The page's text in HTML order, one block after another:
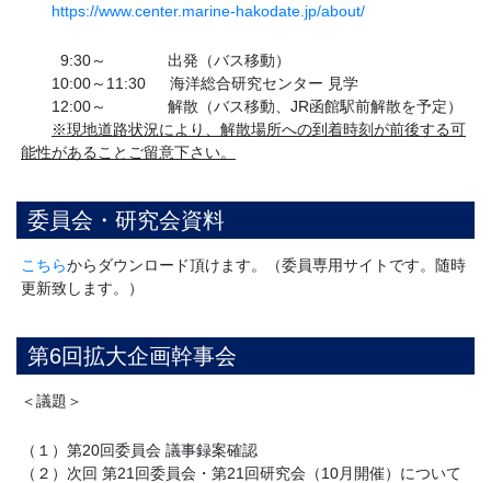
https://www.center.marine-hakodate.jp/about/
9:30～ 出発（バス移動）
10:00～11:30 海洋総合研究センター 見学
12:00～ 解散（バス移動、JR函館駅前解散を予定）
※現地道路状況により、解散場所への到着時刻が前後する可
能性があることご留意下さい。
委員会・研究会資料
こちらからダウンロード頂けます。（委員専用サイトです。随時
更新致します。）
第6回拡大企画幹事会
＜議題＞
（１）第20回委員会 議事録案確認
（２）次回 第21回委員会・第21回研究会（10月開催）について